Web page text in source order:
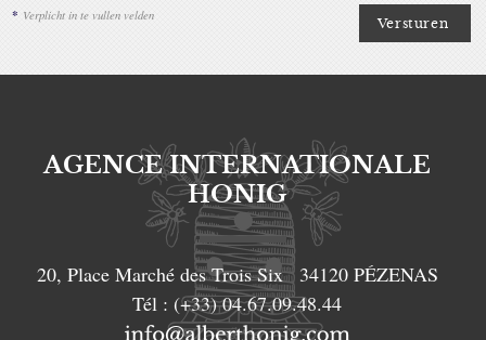
* Verplicht in te vullen velden
AGENCE INTERNATIONALE
HONIG
20, Place Marché des Trois Six 34120 PÉZENAS
Tél : (+33) 04.67.09.48.44